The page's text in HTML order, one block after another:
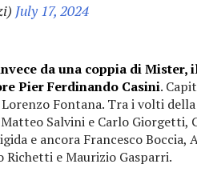
July 17, 2024
da una coppia di Mister,
Pier Ferdinando Casini.
Fontana. Tra i volti
Salvini e Carlo Giorgetti,
e ancora Francesco Boccia,
Richetti e Maurizio Gasparri.